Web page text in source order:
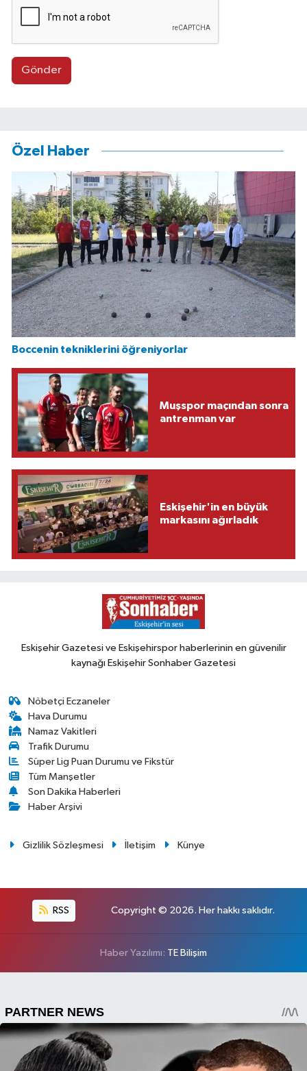
Gönder
Özel Haber
Boccenin tekniklerini öğreniyorlar
Muşspor maçından sonra
antrenman var
Eskişehir'in en büyük
markasını ağırladık
Eskişehir Gazetesi ve Eskişehirspor haberlerinin en güvenilir
kaynağı Eskişehir Sonhaber Gazetesi
Nöbetçi Eczaneler
Hava Durumu
Namaz Vakitleri
Trafik Durumu
Süper Lig Puan Durumu ve Fikstür
Tüm Manşetler
Son Dakika Haberleri
Haber Arşivi
Gizlilik Sözleşmesi İletişim Künye
RSS Copyright © 2026. Her hakkı saklıdır.
Haber Yazılımı: TE Bilişim